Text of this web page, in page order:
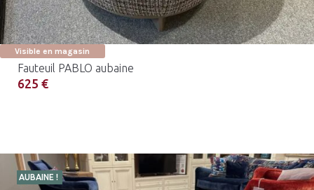
Visible en magasin
Fauteuil PABLO aubaine
625 €
AUBAINE !